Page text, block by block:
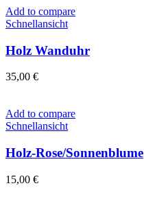
Add to compare
Schnellansicht
Holz Wanduhr
35,00 €
Add to compare
Schnellansicht
Holz-Rose/Sonnenblume
15,00 €